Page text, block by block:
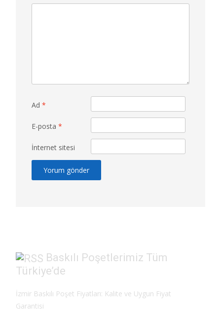
Ad *
E-posta *
İnternet sitesi
Baskılı Poşetlerimiz Tüm
Türkiye’de
İzmir Baskılı Poşet Fiyatları: Kalite ve Uygun Fiyat
Garantisi